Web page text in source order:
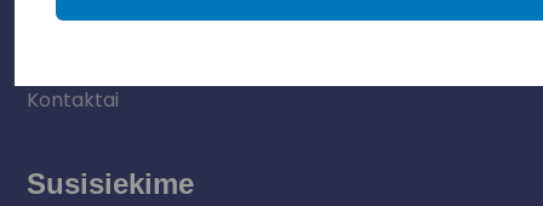
Paslaugos
Kontaktai
Susisiekime